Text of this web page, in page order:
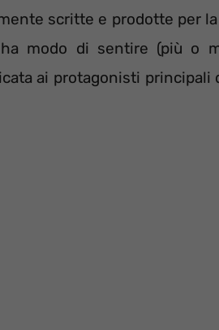
scritte e prodotte per
modo di sentire (più o
ai protagonisti principali